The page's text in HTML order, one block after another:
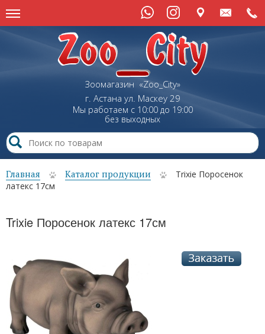
Зоомагазин «Zoo_City»
г. Астана ул. Маскеу29
Мы работаем с 10:00 до 19:00
без выходных
Главная Каталог продукции
Trixie Поросенок
латекс 17см
Trixie Поросенок латекс 17см